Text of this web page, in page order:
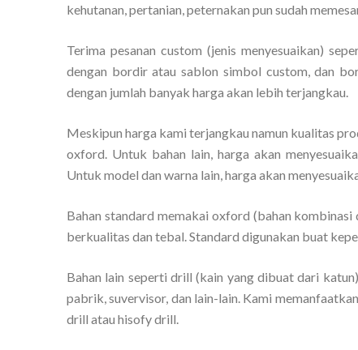
kehutanan, pertanian, peternakan pun sudah
Terima pesanan custom (jenis menyesuaikan)
dengan bordir atau sablon simbol custom, dan
dengan jumlah banyak harga akan lebih terjangkau.
Meskipun harga kami terjangkau namun kualitas
oxford. Untuk bahan lain, harga akan
Untuk model dan warna lain, harga akan
Bahan standard memakai oxford (bahan
berkualitas dan tebal. Standard digunakan buat
Bahan lain seperti drill (kain yang dibuat dari
pabrik, suvervisor, dan lain-lain. Kami
drill atau hisofy drill.